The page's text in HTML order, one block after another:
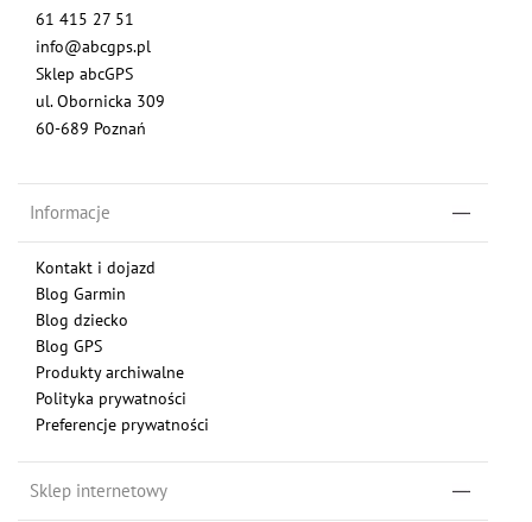
61 415 27 51
info@abcgps.pl
Sklep abcGPS
ul. Obornicka 309
60-689 Poznań
Informacje
Kontakt i dojazd
Blog Garmin
Blog dziecko
Blog GPS
Produkty archiwalne
Polityka prywatności
Preferencje prywatności
Sklep internetowy